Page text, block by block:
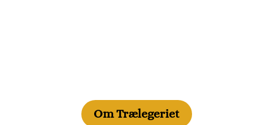
Om Trælegeriet